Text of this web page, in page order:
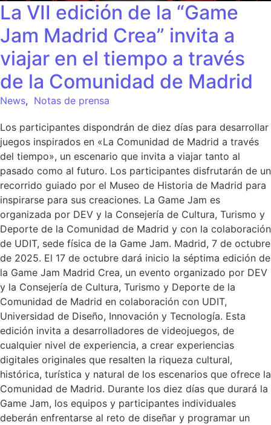
La VII edición de la “Game
Jam Madrid Crea” invita a
viajar en el tiempo a través
de la Comunidad de Madrid
News, Notas de prensa
Los participantes dispondrán de diez días para desarrollar
juegos inspirados en «La Comunidad de Madrid a través
del tiempo», un escenario que invita a viajar tanto al
pasado como al futuro. Los participantes disfrutarán de un
recorrido guiado por el Museo de Historia de Madrid para
inspirarse para sus creaciones. La Game Jam es
organizada por DEV y la Consejería de Cultura, Turismo y
Deporte de la Comunidad de Madrid y con la colaboración
de UDIT, sede física de la Game Jam. Madrid, 7 de octubre
de 2025. El 17 de octubre dará inicio la séptima edición de
la Game Jam Madrid Crea, un evento organizado por DEV
y la Consejería de Cultura, Turismo y Deporte de la
Comunidad de Madrid en colaboración con UDIT,
Universidad de Diseño, Innovación y Tecnología. Esta
edición invita a desarrolladores de videojuegos, de
cualquier nivel de experiencia, a crear experiencias
digitales originales que resalten la riqueza cultural,
histórica, turística y natural de los escenarios que ofrece la
Comunidad de Madrid. Durante los diez días que durará la
Game Jam, los equipos y participantes individuales
deberán enfrentarse al reto de diseñar y programar un